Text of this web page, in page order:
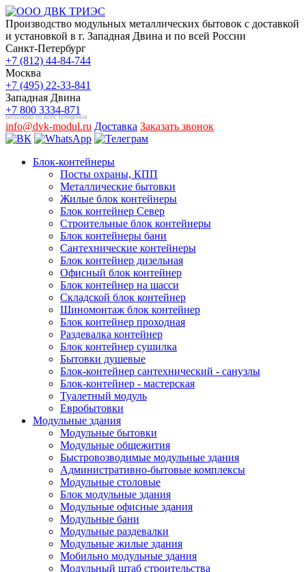
Производство модульных металлических бытовок с доставкой
и установкой в г. Западная Двина и по всей России
Санкт-Петербург
+7 (812) 44-84-744
Москва
+7 (495) 22-33-841
Западная Двина
+7 800 3334-871
бесплатно со всех телефонов
info@dvk-modul.ru Доставка Заказать звонок
Блок-контейнеры
Посты охраны, КПП
Металлические бытовки
Жилые блок контейнеры
Блок контейнер Север
Строительные блок контейнеры
Блок контейнеры бани
Сантехнические контейнеры
Блок контейнер дизельная
Офисный блок контейнер
Блок контейнер на шасси
Складской блок контейнер
Шиномонтаж блок контейнер
Блок контейнер проходная
Раздевалка контейнер
Блок контейнер сушилка
Бытовки душевые
Блок-контейнер сантехнический - санузлы
Блок-контейнер - мастерская
Туалетный модуль
Евробытовки
Модульные здания
Модульные бытовки
Модульные общежития
Быстровозводимые модульные здания
Административно-бытовые комплексы
Модульные столовые
Блок модульные здания
Модульные офисные здания
Модульные бани
Модульные раздевалки
Модульные жилые здания
Мобильно модульные здания
Модульный штаб строительства